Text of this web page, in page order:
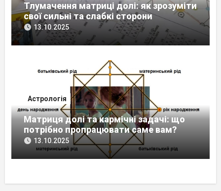
Тлумачення матриці долі: як зрозуміти
свої сильні та слабкі сторони
13.10.2025
Астрологія
Матриця долі та кармічні задачі: що
потрібно пропрацювати саме вам?
13.10.2025